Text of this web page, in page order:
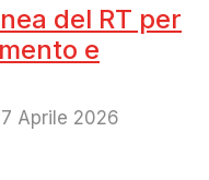
del RT per
e
Aprile 2026